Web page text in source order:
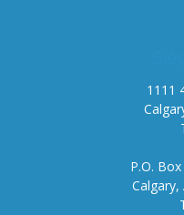
1111
P.O.
Calgary,